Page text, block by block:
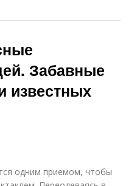
Забавные
известных
одним приемом, чтобы